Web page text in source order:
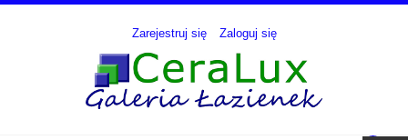
Zarejestruj się Zaloguj się